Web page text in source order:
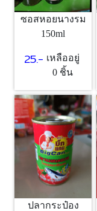
ซอสหอยนางรม
150ml
25.- เหลืออยู่
0 ชิ้น
ปลากระป๋อง